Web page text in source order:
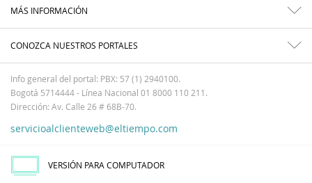
MÁS INFORMACIÓN
CONOZCA NUESTROS PORTALES
Info general del portal: PBX: 57 (1) 2940100.
Bogotá 5714444 - Línea Nacional 01 8000 110 211.
Dirección: Av. Calle 26 # 68B-70.
servicioalclienteweb@eltiempo.com
VERSIÓN PARA COMPUTADOR